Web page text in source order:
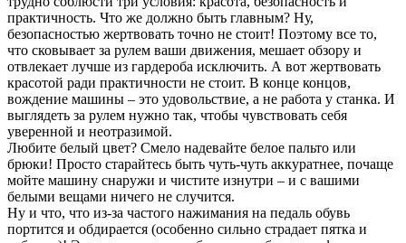
практичность. Что же должно быть главным? Ну,
безопасностью жертвовать точно не стоит! Поэтому все то,
что сковывает за рулем ваши движения, мешает обзору и
отвлекает лучше из гардероба исключить. А вот жертвовать
красотой ради практичности не стоит. В конце концов,
вождение машины – это удовольствие, а не работа у станка. И
выглядеть за рулем нужно так, чтобы чувствовать себя
уверенной и неотразимой.
Любите белый цвет? Смело надевайте белое пальто или
брюки! Просто старайтесь быть чуть-чуть аккуратнее, почаще
мойте машину снаружи и чистите изнутри – и с вашими
белыми вещами ничего не случится.
Ну и что, что из-за частого нажимания на педаль обувь
портится и обдирается (особенно сильно страдает пятка и